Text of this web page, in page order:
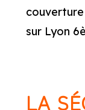
couverture
sur Lyon
LA